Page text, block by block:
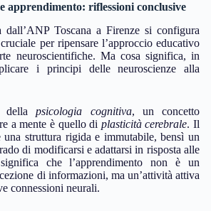
apprendimento: riflessioni conclusive
dall’ANP Toscana a Firenze si configura
per ripensare l’approccio educativo
neuroscientifiche. Ma cosa significa, in
i principi delle neuroscienze alla
dellapsicologia cognitiva, un concetto
a mente è quello di plasticità cerebrale. Il
struttura rigida e immutabile, bensì un
di modificarsi e adattarsi in risposta alle
che l’apprendimento non è un
di informazioni, ma un’attività attiva
connessioni neurali.